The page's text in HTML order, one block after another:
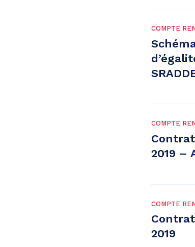
COMPTE
COMPTE
2019 –
COMPTE
2019